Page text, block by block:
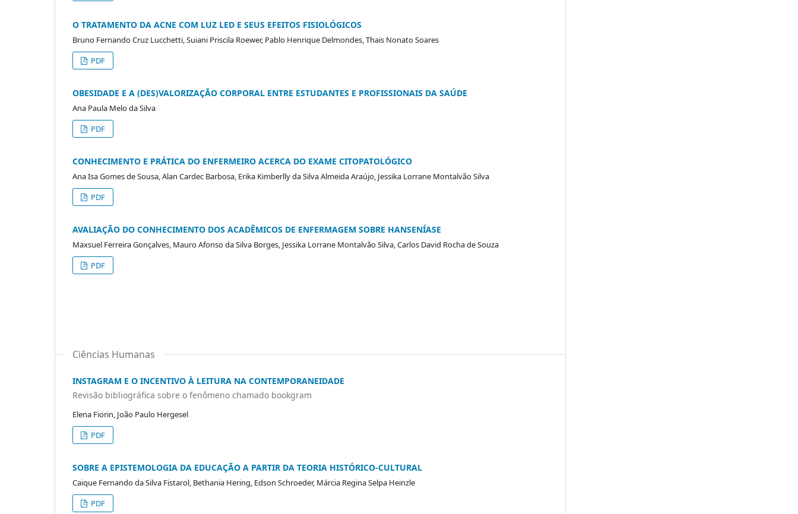
O TRATAMENTO DA ACNE COM LUZ LED E SEUS EFEITOS FISIOLÓGICOS
Bruno Fernando Cruz Lucchetti, Suiani Priscila Roewer, Pablo Henrique Delmondes, Thais Nonato Soares
PDF
OBESIDADE E A (DES)VALORIZAÇÃO CORPORAL ENTRE ESTUDANTES E PROFISSIONAIS DA SAÚDE
Ana Paula Melo da Silva
PDF
CONHECIMENTO E PRÁTICA DO ENFERMEIRO ACERCA DO EXAME CITOPATOLÓGICO
Ana Isa Gomes de Sousa, Alan Cardec Barbosa, Erika Kimberlly da Silva Almeida Araújo, Jessika Lorrane Montalvão Silva
PDF
AVALIAÇÃO DO CONHECIMENTO DOS ACADÊMICOS DE ENFERMAGEM SOBRE HANSENÍASE
Maxsuel Ferreira Gonçalves, Mauro Afonso da Silva Borges, Jessika Lorrane Montalvão Silva, Carlos David Rocha de Souza
PDF
Ciências Humanas
INSTAGRAM E O INCENTIVO À LEITURA NA CONTEMPORANEIDADE
Revisão bibliográfica sobre o fenômeno chamado bookgram
Elena Fiorin, João Paulo Hergesel
PDF
SOBRE A EPISTEMOLOGIA DA EDUCAÇÃO A PARTIR DA TEORIA HISTÓRICO-CULTURAL
Caique Fernando da Silva Fistarol, Bethania Hering, Edson Schroeder, Márcia Regina Selpa Heinzle
PDF